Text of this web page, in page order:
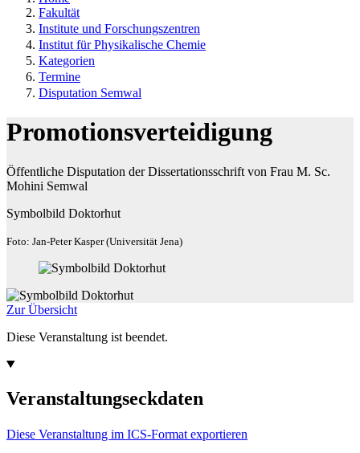
Fakultät
Institute und Forschungszentren
Institut für Physikalische Chemie
Kategorien
Termine
Disputation Semwal
Promotionsverteidigung
Öffentliche Disputation der Dissertationsschrift von Frau M. Sc.
Mohini Semwal
Symbolbild Doktorhut
Foto: Jan-Peter Kasper (Universität Jena)
Zur Übersicht
Diese Veranstaltung ist beendet.
Veranstaltungseckdaten
Diese Veranstaltung im ICS-Format exportieren